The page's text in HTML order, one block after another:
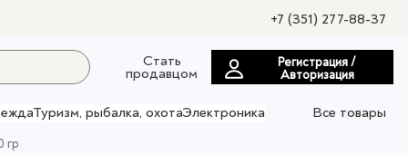
+7 (351) 277-88-37
Стать
продавцом
Регистрация /
Авторизация
Туризм, рыбалка, охотаЭлектроника
Все товары
гр